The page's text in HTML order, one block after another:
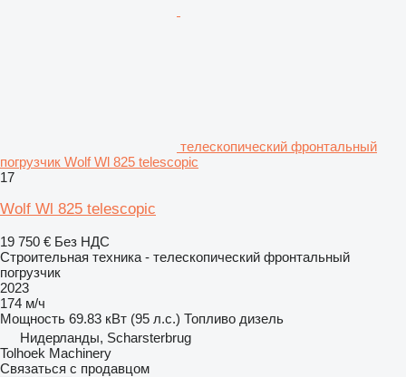
телескопический фронтальный
погрузчик Wolf Wl 825 telescopic
17
Wolf Wl 825 telescopic
19 750 € Без НДС
Строительная техника - телескопический фронтальный
погрузчик
2023
174 м/ч
Мощность 69.83 кВт (95 л.с.) Топливо дизель
Нидерланды, Scharsterbrug
Tolhoek Machinery
Связаться с продавцом